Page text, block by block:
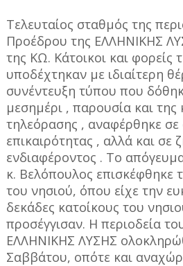
Τελευταίος σταθμός της
Προέδρου της ΕΛΛΗΝΙΚΗΣ
της ΚΩ. Κάτοικοι και φορείς
υποδέχτηκαν με ιδιαίτερη
συνέντευξη τύπου που
μεσημέρι , παρουσία και της
τηλεόρασης , αναφέρθηκε
επικαιρότητας , αλλά και σε
ενδιαφέροντος . Το
κ. Βελόπουλος επισκέφθηκε
του νησιού, όπου είχε την
δεκάδες κατοίκους του
προσέγγισαν. Η περιοδεία
ΕΛΛΗΝΙΚΗΣ ΛΥΣΗΣ
Σαββάτου, οπότε και